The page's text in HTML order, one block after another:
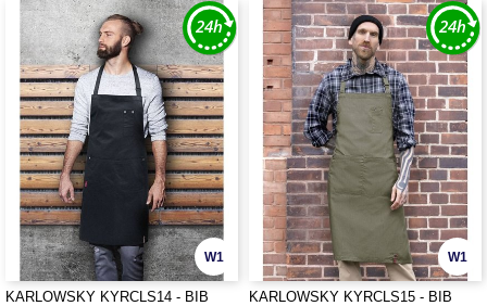
W1
KARLOWSKY KYRCLS14 - BIB
W1
KARLOWSKY KYRCLS15 - BIB